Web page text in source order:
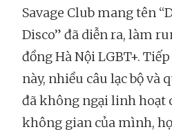
Savage Club mang tên
Disco” đã diễn ra, làm
đồng Hà Nội LGBT+.
này, nhiều câu lạc bộ và
đã không ngại linh hoạt
không gian của mình,